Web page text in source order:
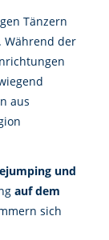
Tänzern
Während der
aus
und
auf dem
sich